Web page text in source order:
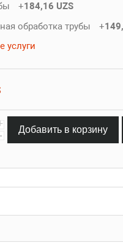
+184,16 UZS
обработка трубы
+
услуги
Добавить в корзину